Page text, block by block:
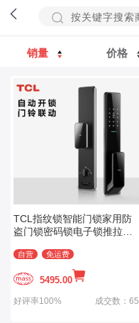
销量 价格
TCL指纹锁智能门锁家用防
盗门锁密码锁电子锁推拉式
自营 免运费
5495.00
好评率100% 成交数：65